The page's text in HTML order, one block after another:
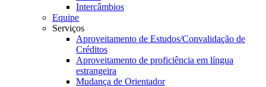
Intercâmbios
Equipe
Serviços
Aproveitamento de Estudos/Convalidação de
Créditos
Aproveitamento de proficiência em língua
estrangeira
Mudança de Orientador